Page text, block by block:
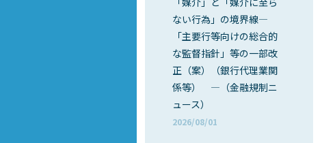
ない行為」の境界線―
「主要行等向けの総合的
な監督指針」等の一部改
正（案）（銀行代理業関
係等） ―（金融規制ニ
ュース）
2026/08/01